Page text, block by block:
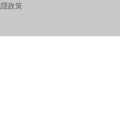
政策